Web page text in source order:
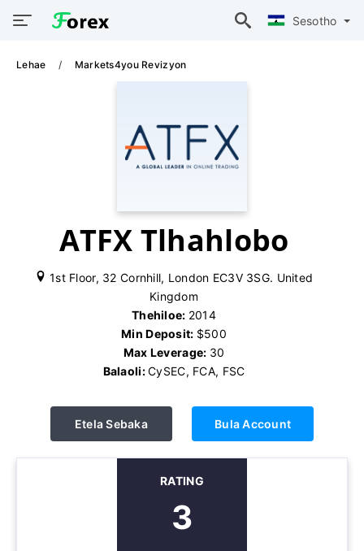
Sesotho
Lehae Markets4you Revizyon
ATFX Tlhahlobo
1st Floor, 32 Cornhill, London EC3V 3SG. United
Kingdom
Thehiloe: 2014
Min Deposit: $500
Max Leverage: 30
Balaoli:CySEC, FCA, FSC
Etela Sebaka Bula Account
RATING
3